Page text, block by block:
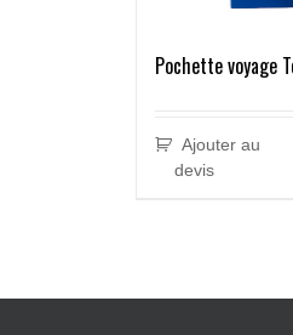
Pochette voyage
Ajouter au
devis